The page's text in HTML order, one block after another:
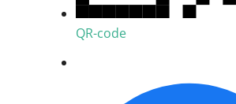
QR-code